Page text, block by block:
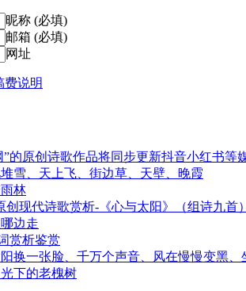
昵称 (必填)
邮箱 (必填)
网址
的原创诗歌作品将同步更新抖音小红书等
雪、天上飞、街边草、天壁、晚霞
林
现代诗歌赏析-《心与太阳》（组诗九首）
边走
赏析鉴赏
换一张脸、千万个声音、风在慢慢变黑
下的老槐树